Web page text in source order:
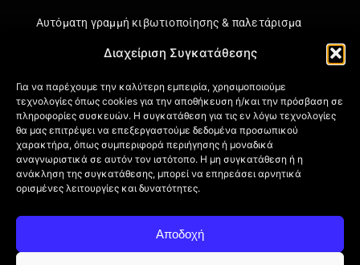
Διαχείριση Συγκατάθεσης
Για να παρέχουμε την καλύτερη εμπειρία, χρησιμοποιούμε
τεχνολογίες όπως cookies για την αποθήκευση ή/και την πρόσβαση σε
πληροφορίες συσκευών. Η συγκατάθεση για τις εν λόγω τεχνολογίες
θα μας επιτρέψει να επεξεργαστούμε δεδομένα προσωπικού
χαρακτήρα, όπως συμπεριφορά περιήγησης ή μοναδικά
αναγνωριστικά σε αυτόν τον ιστότοπο. Η μη συγκατάθεση ή η
ανάκληση της συγκατάθεσης, μπορεί να επηρεάσει αρνητικά
ορισμένες λειτουργίες και δυνατότητες.
Αποδοχή
Αυτόματη γραμμή κιβωτιοποίησης & παλετάρισμα
Πληροφορίες
Πιστοποιήσεις
Όροι Χρήσης
Πολιτική απορρήτου